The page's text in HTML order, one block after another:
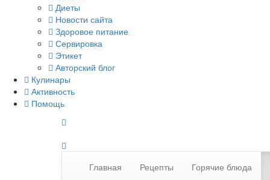
Диеты
Новости сайта
Здоровое питание
Сервировка
Этикет
Авторский блог
Кулинары
Активность
Помощь
Главная Рецепты Горячие блюда